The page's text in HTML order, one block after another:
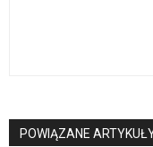
POWIĄZANE